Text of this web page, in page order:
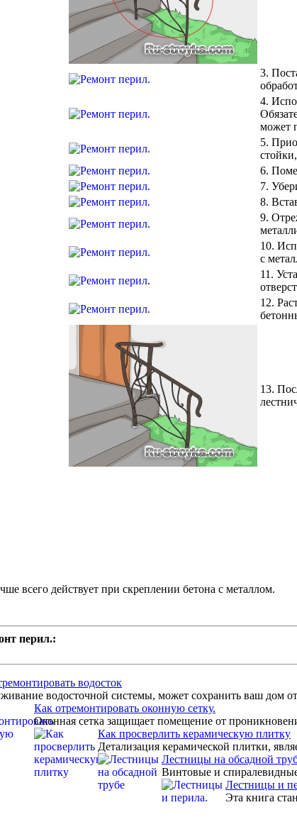
3.
4.
может
5.
6.
7.
8.
9.
10.
с
11.
12.
13.
всего действует при скреплении бетона с металлом.
перил.:
водосток
водосточной системы, может сохранить ваш дом
Как отремонтировать оконную сетку.
Оконная сетка защищает помещение от
Как просверлить керамическую плитку
Детализация керамической плитки,
Лестницы на обсадной
Винтовые и
Лестницы и
Эта книга